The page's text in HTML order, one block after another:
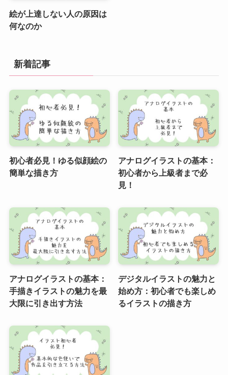
絵が上達しない人の原因は
何なのか
新着記事
初心者必見！ゆる似顔絵の
簡単な描き方
アナログイラストの基本：
初心者から上級者まで必
見！
アナログイラストの基本：
手描きイラストの魅力を最
大限に引き出す方法
デジタルイラストの魅力と
始め方：初心者でも楽しめ
るイラストの描き方